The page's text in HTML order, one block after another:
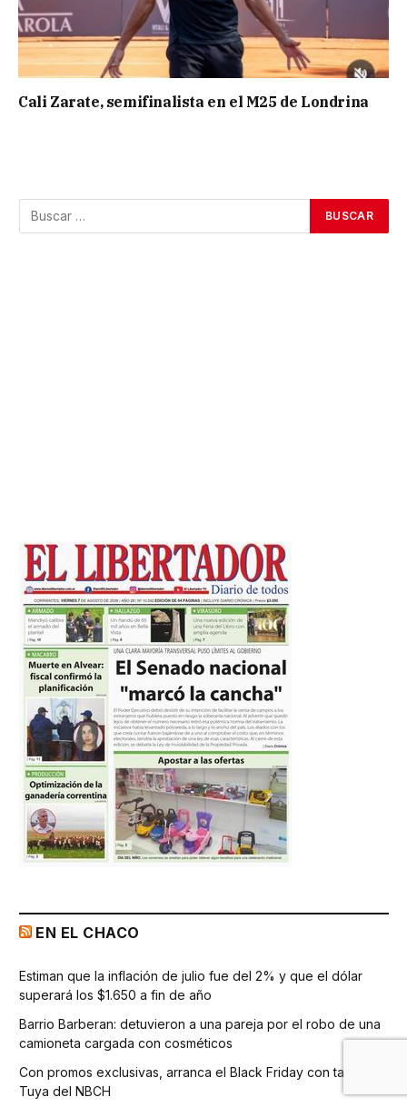
Cali Zarate, semifinalista en el M25 de Londrina
EN EL CHACO
Estiman que la inflación de julio fue del 2% y que el dólar
superará los $1.650 a fin de año
Barrio Barberan: detuvieron a una pareja por el robo de una
camioneta cargada con cosméticos
Con promos exclusivas, arranca el Black Friday con tarjeta
Tuya del NBCH